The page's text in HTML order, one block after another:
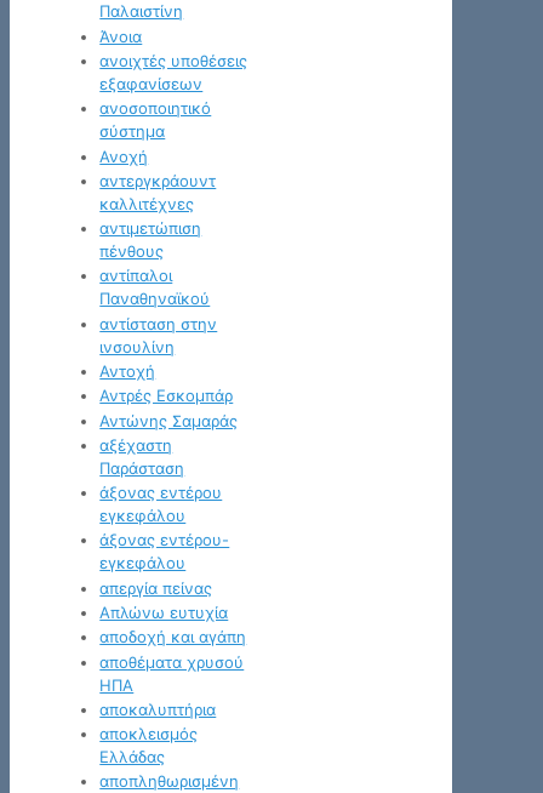
Παλαιστίνη
Άνοια
ανοιχτές υποθέσεις
εξαφανίσεων
ανοσοποιητικό
σύστημα
Ανοχή
αντεργκράουντ
καλλιτέχνες
αντιμετώπιση
πένθους
αντίπαλοι
Παναθηναϊκού
αντίσταση στην
ινσουλίνη
Αντοχή
Αντρές Εσκομπάρ
Αντώνης Σαμαράς
αξέχαστη
Παράσταση
άξονας εντέρου
εγκεφάλου
άξονας εντέρου-
εγκεφάλου
απεργία πείνας
Απλώνω ευτυχία
αποδοχή και αγάπη
αποθέματα χρυσού
ΗΠΑ
αποκαλυπτήρια
αποκλεισμός
Ελλάδας
αποπληθωρισμένη